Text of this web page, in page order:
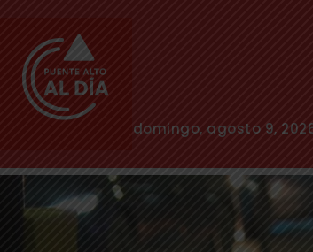
domingo, agosto 9,